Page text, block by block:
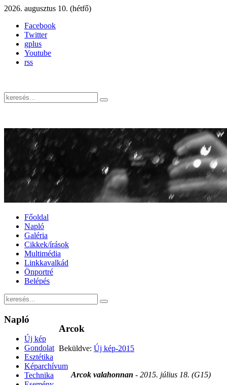
2026. augusztus 10. (hétfő)
Facebook
Twitter
gplus
Youtube
rss
Főoldal
Napló
Galéria
Cikkek/írások
Multimédia
Linkkavalkád
Önportré
Belépés
Arcok
Beküldve: Új kép-2015
Arcok valahonnan - 2015. július 18. (G15)
Napló
Új kép
Gondolat
Esztétika
Képarchívum
Technika